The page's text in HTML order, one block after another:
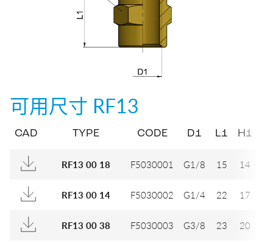
可用尺寸 RF13
CAD TYPE CODE D1 L1 H1
RF13 00 18 F5030001 G1/8 15 14
RF13 00 14 F5030002 G1/4 22 17
RF13 00 38 F5030003 G3/8 23 20